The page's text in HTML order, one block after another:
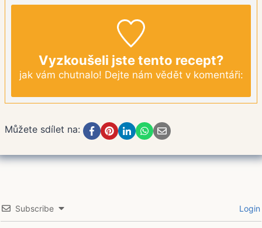
Vyzkoušeli jste tento recept?
jak vám chutnalo! Dejte nám vědět v komentáři:
Můžete sdílet na:
Subscribe Login